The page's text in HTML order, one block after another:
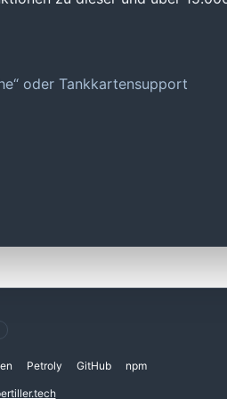
oder Tankkartensupport
Petroly GitHub npm